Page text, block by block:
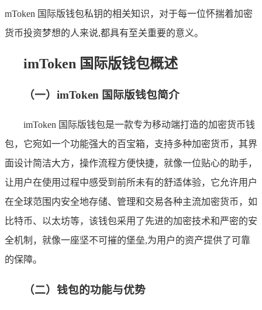
mToken 国际版钱包私钥的相关知识，对于每一位怀揣着加密
货币投资梦想的人来说,都具有至关重要的意义。
imToken 国际版钱包概述
（一）imToken 国际版钱包简介
imToken 国际版钱包是一款专为移动端打造的加密货币钱
包，它宛如一个功能强大的百宝箱，支持多种加密货币，其界
面设计简洁大方，操作流程方便快捷，就像一位贴心的助手，
让用户在使用过程中感受到前所未有的舒适体验，它允许用户
在全球范围内安全地存储、管理和交易各种主流加密货币，如
比特币、以太坊等，该钱包采用了先进的加密技术和严密的安
全机制，就像一座坚不可摧的堡垒,为用户的资产提供了可靠
的保障。
（二）钱包的功能与优势